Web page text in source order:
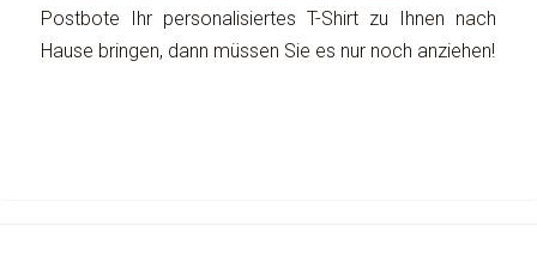
Postbote Ihr personalisiertes T-Shirt zu Ihnen nach
Hause bringen, dann müssen Sie es nur noch anziehen!